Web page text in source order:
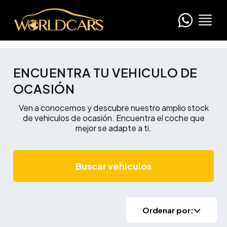
ENCUENTRA TU VEHICULO DE
OCASIÓN
Ven a conocernos y descubre nuestro amplio stock
de vehiculos de ocasión. Encuentra el coche que
mejor se adapte a ti.
Buscar vehiculos
Ordenar por: